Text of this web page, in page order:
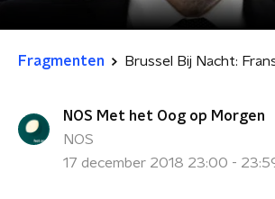
Fragmenten
NOS Met het Oog op Morgen
NOS
17 december 2018 23:00 -